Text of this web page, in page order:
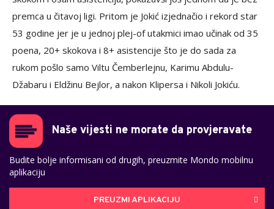
premca u čitavoj ligi. Pritom je Jokić izjednačio i rekord star
53 godine jer je u jednoj plej-of utakmici imao učinak od 35
poena, 20+ skokova i 8+ asistencije što je do sada za
rukom pošlo samo Viltu Čemberlejnu, Karimu Abdulu-
Džabaru i Eldžinu Bejlor, a nakon Klipersa i Nikoli Jokiću.
Naše vijesti ne morate da provjeravate
Budite bolje informisani od drugih, preuzmite Mondo mobilnu
aplikaciju
PREUZMI APLIKACIJU